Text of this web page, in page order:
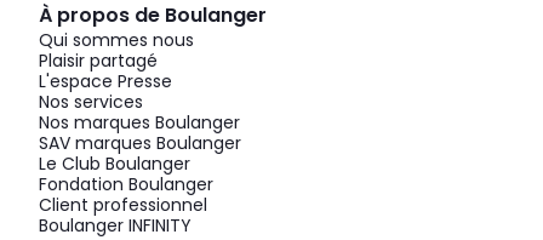
À propos de Boulanger
Qui sommes nous
Plaisir partagé
L'espace Presse
Nos services
Nos marques Boulanger
SAV marques Boulanger
Le Club Boulanger
Fondation Boulanger
Client professionnel
Boulanger INFINITY